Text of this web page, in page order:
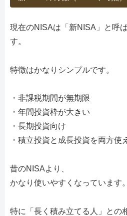
現在のNISAは「新NISA」と呼
す。
特徴はかなりシンプルです。
・非課税期間が無期限
・年間投資枠が大きい
・長期投資向け
・積立投資と成長投資を両方使
昔のNISAより、
かなり使いやすくなっています。
特に「長く積み立てる人」との